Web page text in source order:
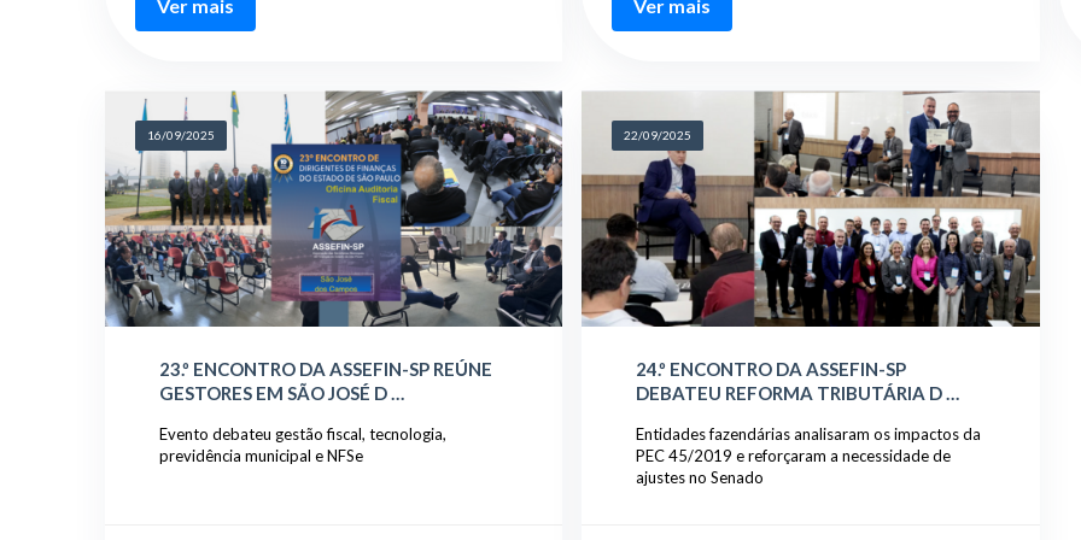
Ver mais Ver mais
16/09/2025
23.º ENCONTRO DA ASSEFIN-SP REÚNE
GESTORES EM SÃO JOSÉ D …
Evento debateu gestão fiscal, tecnologia,
previdência municipal e NFSe
22/09/2025
24.º ENCONTRO DA ASSEFIN-SP
DEBATEU REFORMA TRIBUTÁRIA D …
Entidades fazendárias analisaram os impactos da
PEC 45/2019 e reforçaram a necessidade de
ajustes no Senado